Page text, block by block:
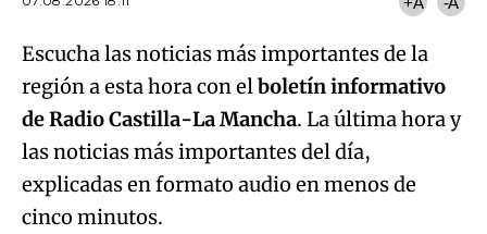
Escucha las noticias más importantes de la
región a esta hora con elboletín informativo
de Radio Castilla-La Mancha. La última hora y
las noticias más importantes del día,
explicadas en formato audio en menos de
cinco minutos.